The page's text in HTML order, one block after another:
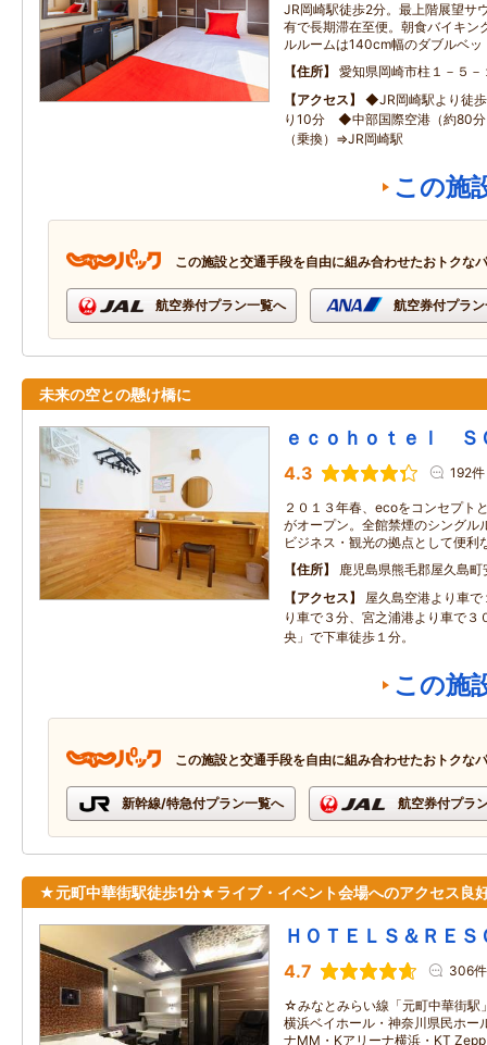
JR岡崎駅徒歩2分。最上階展望サ
有で長期滞在至便。朝食バイキン
ルルームは140cm幅のダブルベ
住所
愛知県岡崎市柱１－５－
アクセス
◆JR岡崎駅より徒
り10分 ◆中部国際空港（約80
（乗換）⇒JR岡崎駅
この施
この施設と交通手段を自由に組み合わせたおトクな
航空券付プラン一覧へ 航空券付プラ
未来の空との懸け橋に
ｅｃｏｈｏｔｅｌ Ｓ
4.3 192件
２０１３年春、ecoをコンセプト
がオープン。全館禁煙のシングル
ビジネス・観光の拠点として便利
住所
鹿児島県熊毛郡屋久島
アクセス
屋久島空港より車
り車で３分、宮之浦港より車で３
央」で下車徒歩１分。
この施
この施設と交通手段を自由に組み合わせたおトクな
新幹線/特急付プラン一覧へ 航空券付プラ
★元町中華街駅徒歩1分★ライブ・イベント会場へのアクセス良
ＨＯＴＥＬＳ＆ＲＥ
4.7 306件
☆みなとみらい線「元町中華街
横浜ベイホール・神奈川県民ホ
ナMM・Kアリーナ横浜・KT